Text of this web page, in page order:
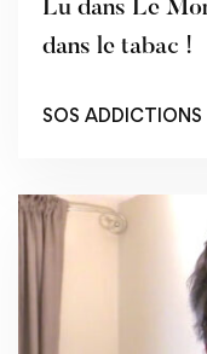
Lu dans Le
dans le tabac !
SOS ADDICTIONS